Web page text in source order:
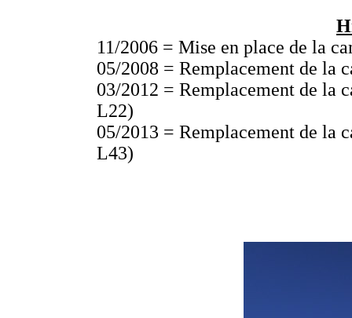
11/2006 = Mise en place de la
05/2008 = Remplacement de la
03/2012 = Remplacement de la
L22)
05/2013 = Remplacement de la
L43)